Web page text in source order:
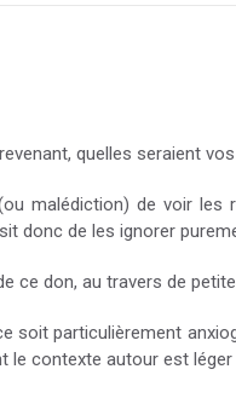
quelles seraient
malédiction) de voir
donc de les ignorer
don, au travers de
soit particulièrement
contexte autour est